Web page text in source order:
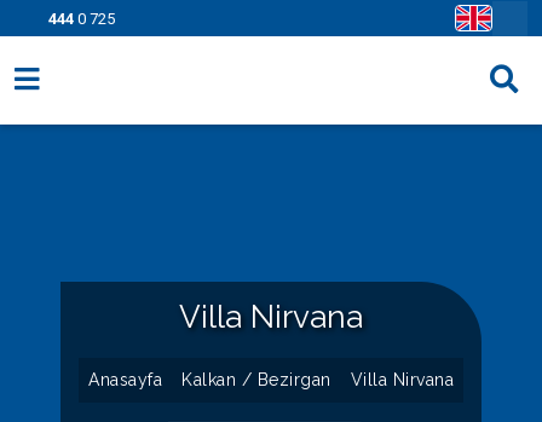
444 0 725
Villa Nirvana
Anasayfa Kalkan / Bezirgan Villa Nirvana